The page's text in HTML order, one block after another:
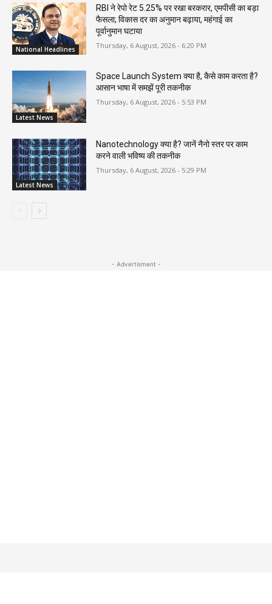
National Headlines
RBI ने रेपो रेट 5.25% पर रखा बरकरार, एमपीसी का बड़ा
फैसला; विकास दर का अनुमान बढ़ाया, महंगाई का
पूर्वानुमान घटाया
Thursday, 6 August, 2026 - 6:20 PM
Latest News
Space Launch System क्या है, कैसे काम करता है?
आसान भाषा में समझें पूरी तकनीक
Thursday, 6 August, 2026 - 5:53 PM
Latest News
Nanotechnology क्या है? जानें नैनो स्तर पर काम
करने वाली भविष्य की तकनीक
Thursday, 6 August, 2026 - 5:29 PM
- Advertisment -